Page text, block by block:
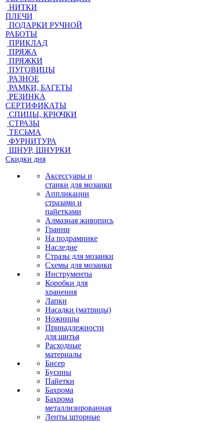
НИТКИ
ПЛЕЧИ
ПОДАРКИ РУЧНОЙ
РАБОТЫ
ПРИКЛАД
ПРЯЖА
ПРЯЖКИ
ПУГОВИЦЫ
РАЗНОЕ
РАМКИ, БАГЕТЫ
РЕЗИНКА
СЕРТИФИКАТЫ
СПИЦЫ, КРЮЧКИ
СТРАЗЫ
ТЕСЬМА
ФУРНИТУРА
ШНУР, ШНУРКИ
Скидки дня
Аксессуары и
станки для мозаики
Аппликации
стразами и
пайетками
Алмазная живопись
Гранни
На подрамнике
Наследие
Стразы для мозаики
Схемы для мозаики
Инструменты
Коробки для
хранения
Лапки
Насадки (матрицы)
Ножницы
Принадлежности
для шитья
Расходные
материалы
Бисер
Бусины
Пайетки
Бахрома
Бахрома
металлизированная
Ленты шторные